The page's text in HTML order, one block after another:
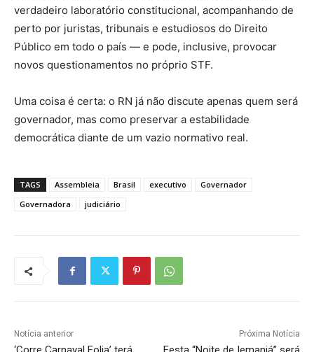
verdadeiro laboratório constitucional, acompanhando de
perto por juristas, tribunais e estudiosos do Direito
Público em todo o país — e pode, inclusive, provocar
novos questionamentos no próprio STF.
Uma coisa é certa: o RN já não discute apenas quem será
governador, mas como preservar a estabilidade
democrática diante de um vazio normativo real.
TAGS Assembleia Brasil executivo
Governador
Governadora
judiciário
Notícia anterior Próxima Notícia